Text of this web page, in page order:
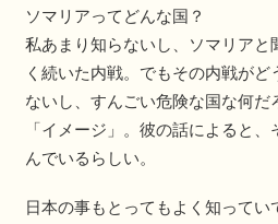
ソマリアってどんな国？
私あまり知らないし、ソマリアと
く続いた内戦。でもその内戦が
ないし、すんごい危険な国な何だ
「イメージ」。彼の話によると
んでいるらしい。
日本の事もとってもよく知ってい